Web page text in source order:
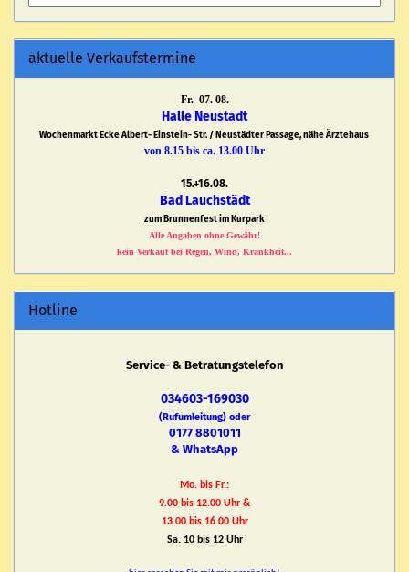
aktuelle Verkaufstermine
Fr. 07. 08.
Halle Neustadt
Wochenmarkt Ecke Albert- Einstein- Str. / Neustädter Passage, nähe Ärztehaus
von 8.15 bis ca. 13.00 Uhr
15.+16.08.
Bad Lauchstädt
zum Brunnenfest im Kurpark
Alle Angaben ohne Gewähr!
kein Verkauf bei Regen, Wind, Krankheit...
Hotline
Service- & Betratungstelefon
034603-169030
(Rufumleitung) oder
0177 8801011
& WhatsApp
Mo. bis Fr.:
9.00 bis 12.00 Uhr &
13.00 bis 16.00 Uhr
Sa. 10 bis 12 Uhr